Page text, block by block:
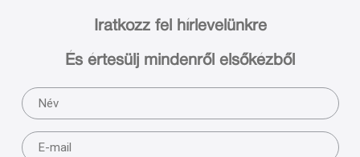
Iratkozz fel hírlevelünkre
És értesülj mindenről elsőkézből